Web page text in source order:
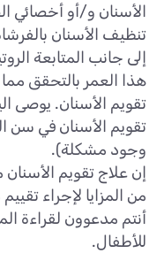
الأسنان و/أو
تنظيف الأسنان
إلى جانب المتابعة
هذا العمر بالتحقق
تقويم الأسنان. يوصى
تقويم الأسنان في سن
وجود مشكلة).
إن علاج تقويم
من المزايا لإجراء
أنتم مدعوون لقراءة
للأطفال.